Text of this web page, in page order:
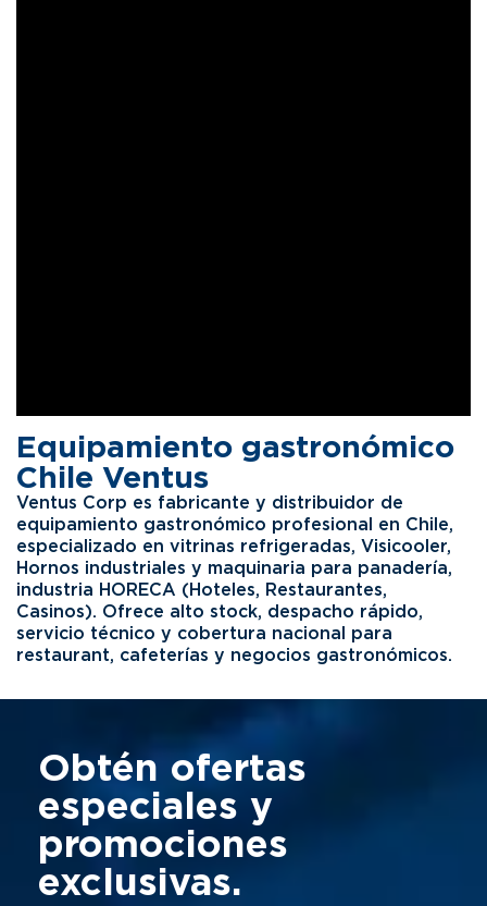
Equipamiento gastronómico
Chile Ventus
Ventus Corp es fabricante y distribuidor de
equipamiento gastronómico profesional en Chile,
especializado en vitrinas refrigeradas, Visicooler,
Hornos industriales y maquinaria para panadería,
industria HORECA (Hoteles, Restaurantes,
Casinos). Ofrece alto stock, despacho rápido,
servicio técnico y cobertura nacional para
restaurant, cafeterías y negocios gastronómicos.
Obtén ofertas
especiales y
promociones
exclusivas.